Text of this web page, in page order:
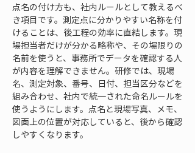
点名の付け方も、社内ルールとして教えるべ
き項目です。測定点に分かりやすい名称を付
けることは、後工程の効率に直結します。現
場担当者だけが分かる略称や、その場限りの
名前を使うと、事務所でデータを確認する人
が内容を理解できません。研修では、現場
名、測定対象、番号、日付、担当区分などを
組み合わせ、社内で統一された命名ルールを
使うようにします。点名と現場写真、メモ、
図面上の位置が対応していると、後から確認
しやすくなります。